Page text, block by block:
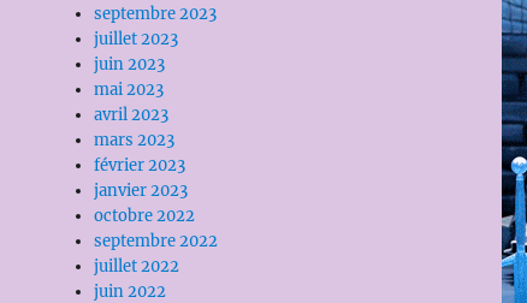
septembre 2023
juillet 2023
juin 2023
mai 2023
avril 2023
mars 2023
février 2023
janvier 2023
octobre 2022
septembre 2022
juillet 2022
juin 2022